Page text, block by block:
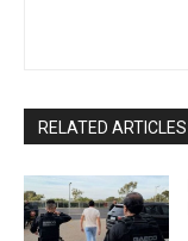
RELATED ARTICLES